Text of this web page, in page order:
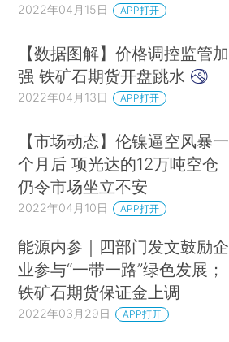
2022年04月15日 APP打开
【数据图解】价格调控监管加
强 铁矿石期货开盘跳水
2022年04月13日 APP打开
【市场动态】伦镍逼空风暴一
个月后 项光达的12万吨空仓
仍令市场坐立不安
2022年04月10日 APP打开
能源内参｜四部门发文鼓励企
业参与“一带一路”绿色发展；
铁矿石期货保证金上调
2022年03月29日 APP打开